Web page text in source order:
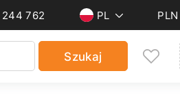
762 PL PLN
Szukaj